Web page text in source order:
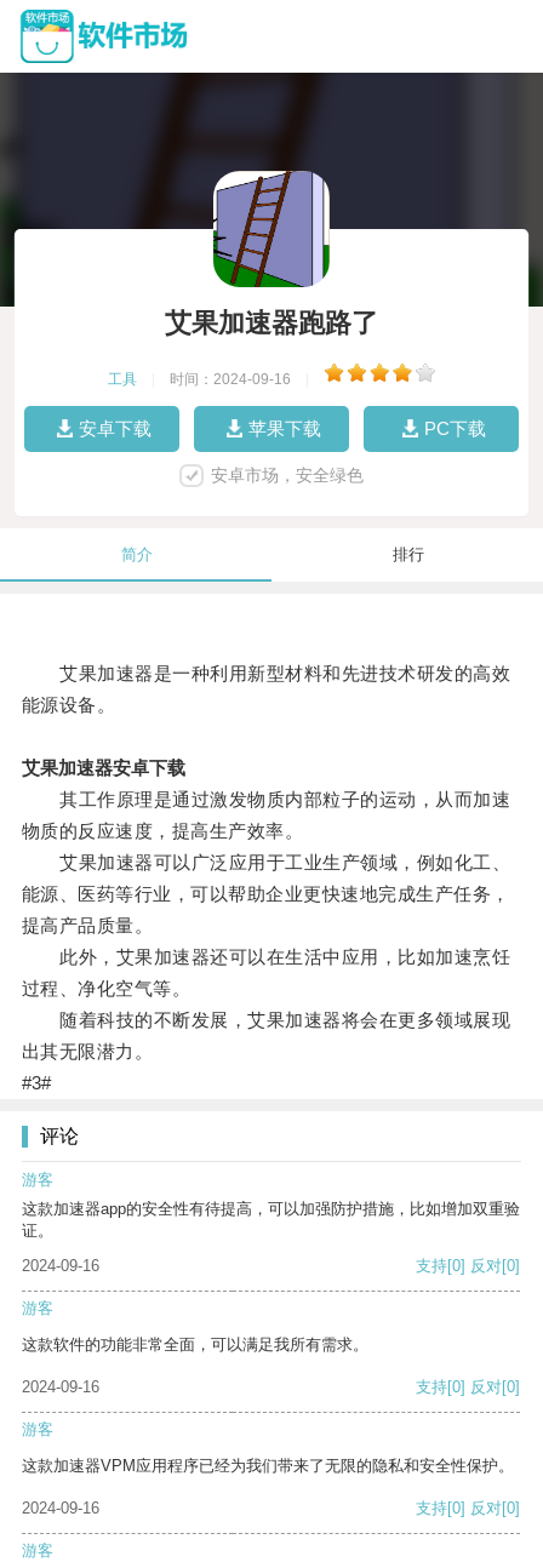
艾果加速器跑路了
工具 时间：2024-09-16
安卓下载 苹果下载 PC下载
安卓市场，安全绿色
简介 排行
艾果加速器是一种利用新型材料和先进技术研发的高效
能源设备。
艾果加速器安卓下载
其工作原理是通过激发物质内部粒子的运动，从而加速
物质的反应速度，提高生产效率。
艾果加速器可以广泛应用于工业生产领域，例如化工、
能源、医药等行业，可以帮助企业更快速地完成生产任务，
提高产品质量。
此外，艾果加速器还可以在生活中应用，比如加速烹饪
过程、净化空气等。
随着科技的不断发展，艾果加速器将会在更多领域展现
出其无限潜力。
#3#
评论
游客
这款加速器app的安全性有待提高，可以加强防护措施，比如增加双重验
证。
2024-09-16
支持[0] 反对[0]
游客
这款软件的功能非常全面，可以满足我所有需求。
2024-09-16 支持[0] 反对[0]
游客
这款加速器VPM应用程序已经为我们带来了无限的隐私和安全性保护。
2024-09-16 支持[0] 反对[0]
游客